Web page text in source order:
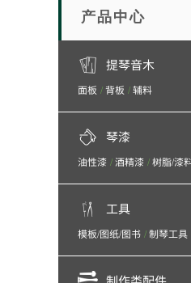
产品中心
提琴音木
面板 / 背板 / 辅料
琴漆
油性漆 / 酒精漆 / 树脂/漆
刷 / 抛光/打磨/砂纸/砂布
工具
模板/图纸/图书 / 制琴工具
工具/保养产品